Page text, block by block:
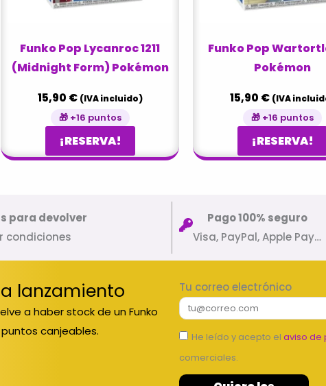
Funko Pop Lycanroc 1211
(Midnight Form) Pokémon
15,90 € (IVA incluido)
🎁 +16 puntos
¡RESERVA!
Funko Pop
Pokémon
15,90 € (IVA
🎁 +16 puntos
¡RESERVA!
para devolver
condiciones
Pago 100% seguro
Visa, PayPal, Apple Pay…
lanzamiento
a haber stock de un Funko
canjeables.
Tu correo electrónico
He leído y acepto el aviso de
comerciales.